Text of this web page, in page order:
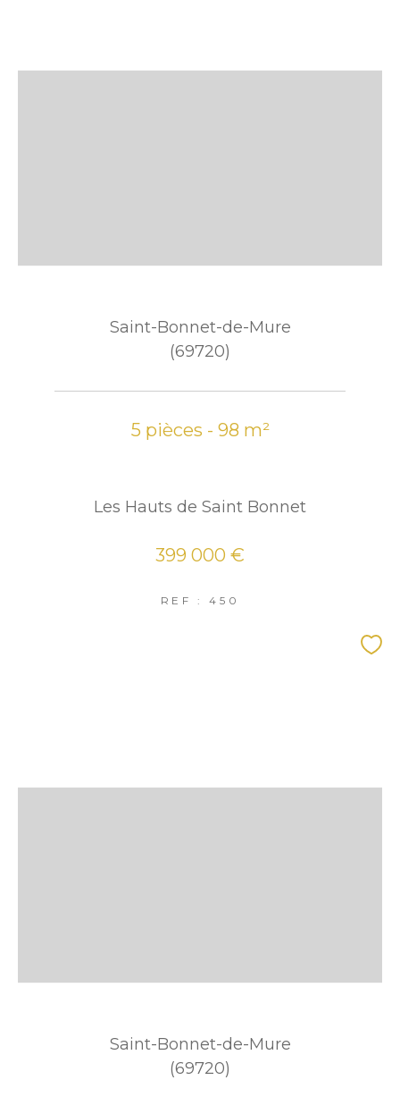
Saint-Bonnet-de-Mure
(69720)
5 pièces - 98 m²
Les Hauts de Saint Bonnet
399 000 €
REF : 450
Saint-Bonnet-de-Mure
(69720)